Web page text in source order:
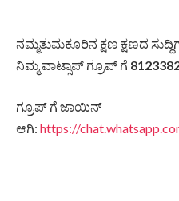
ನಮ್ಮತುಮಕೂರಿನ ಕ್ಷಣ ಕ್ಷಣದ
ನಿಮ್ಮ ವಾಟ್ಸಾಪ್ ಗ್ರೂಪ್ ಗೆ
ಗ್ರೂಪ್ ಗೆ ಜಾಯಿನ್
ಆಗಿ: https://